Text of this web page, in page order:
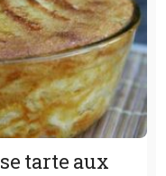
tarte aux